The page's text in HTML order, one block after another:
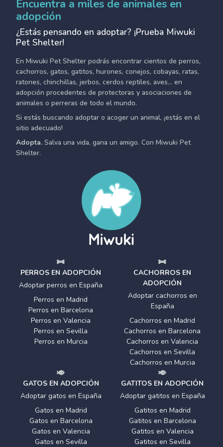
Encuentra a miles de animales en
adopción
¿Estás pensando en adoptar? ¡Prueba Miwuki
Pet Shelter!
En Miwuki Pet Shelter podrás encontrar cientos de perros,
cachorros, gatos, gatitos, hurones, conejos, cobayas, ratas,
ratones, chinchillas, jerbos, cerdos reptiles, aves... en
adopción procedentes de protectoras y asociaciones de
animales o perreras de todo el mundo.
Si estás buscando adoptar o acoger un animal, ¡estás en el
sitio adecuado!
Adopta. Salva una vida, gana un amigo. Con Miwuki Pet
Shelter.
PERROS EN ADOPCIÓN
Adoptar perros en España
Perros en Madrid
Perros en Barcelona
Perros en Valencia
Perros en Sevilla
Perros en Murcia
CACHORROS EN
ADOPCIÓN
Adoptar cachorros en
España
Cachorros en Madrid
Cachorros en Barcelona
Cachorros en Valencia
Cachorros en Sevilla
Cachorros en Murcia
GATOS EN ADOPCIÓN
Adoptar gatos en España
Gatos en Madrid
Gatos en Barcelona
Gatos en Valencia
Gatos en Sevilla
GATITOS EN ADOPCIÓN
Adoptar gatitos en España
Gatitos en Madrid
Gatitos en Barcelona
Gatitos en Valencia
Gatitos en Sevilla